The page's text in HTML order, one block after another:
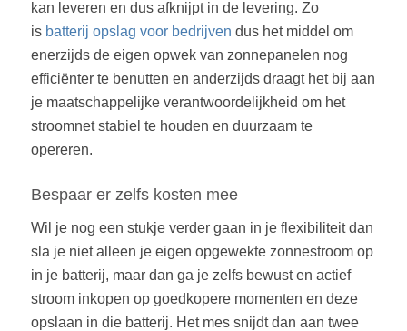
kan leveren en dus afknijpt in de levering. Zo
is batterij opslag voor bedrijven dus het middel om
enerzijds de eigen opwek van zonnepanelen nog
efficiënter te benutten en anderzijds draagt het bij aan
je maatschappelijke verantwoordelijkheid om het
stroomnet stabiel te houden en duurzaam te
opereren.
Bespaar er zelfs kosten mee
Wil je nog een stukje verder gaan in je flexibiliteit dan
sla je niet alleen je eigen opgewekte zonnestroom op
in je batterij, maar dan ga je zelfs bewust en actief
stroom inkopen op goedkopere momenten en deze
opslaan in die batterij. Het mes snijdt dan aan twee